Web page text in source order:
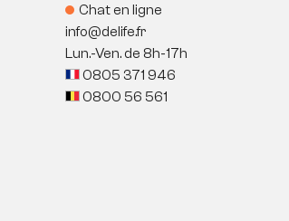
Chat en ligne
info@delife.fr
Lun.-Ven. de 8h-17h
0805 371 946
0800 56 561